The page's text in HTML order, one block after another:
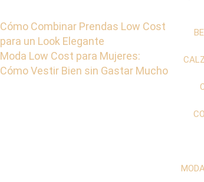
Cómo Combinar Prendas Low Cost
para un Look Elegante
Moda Low Cost para Mujeres:
Cómo Vestir Bien sin Gastar Mucho